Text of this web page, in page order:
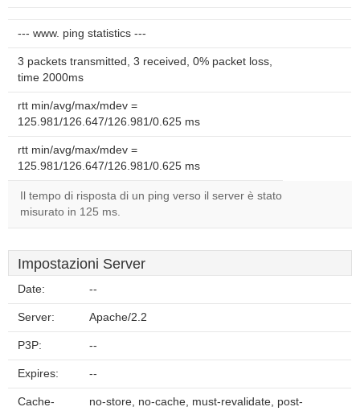
--- www. ping statistics ---
3 packets transmitted, 3 received, 0% packet loss,
time 2000ms
rtt min/avg/max/mdev =
125.981/126.647/126.981/0.625 ms
rtt min/avg/max/mdev =
125.981/126.647/126.981/0.625 ms
Il tempo di risposta di un ping verso il server è stato
misurato in 125 ms.
Impostazioni Server
Date: --
Server: Apache/2.2
P3P: --
Expires: --
Cache-
no-store, no-cache, must-revalidate, post-